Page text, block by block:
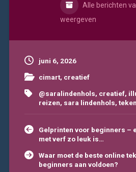
Alle berichten
weergeven
juni 6, 2026
cimart, creatief
@saralindenhols, creatief,
reizen, sara lindenhols,
Bericht
navigatie
Gelprinten voor beginners –
met verf zo leuk is…
Waar moet de beste online
beginners aan voldoen?